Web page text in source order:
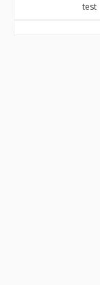
test